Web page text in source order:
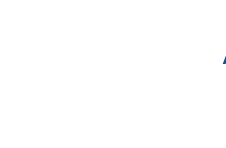
требуется уничтожить землеройку, методы
последующим контролем результата. Уничтожение
повторного появления и обеспечивает